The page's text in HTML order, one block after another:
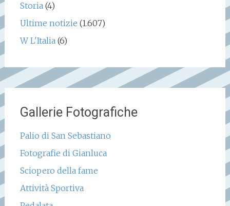
Storia(4)
Ultime notizie (1.607)
W L'Italia(6)
Gallerie Fotografiche
Palio di San Sebastiano
Fotografie di Gianluca
Sciopero della fame
Attività Sportiva